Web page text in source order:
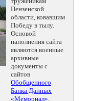
Пензенской
области, ковавшим
Победу в тылу.
Основой
наполнения сайта
являются военные
архивные
документы с
сайтов
Обобщенного
Банка Данных
«Мемориал»,